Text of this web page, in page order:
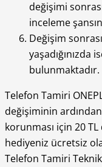
değişimi
inceleme
Değişim
yaşadığınızda
bulunmaktadır.
Telefon Tamiri
değişiminin
korunması için 20
hediyeniz ücretsiz
Telefon Tamiri